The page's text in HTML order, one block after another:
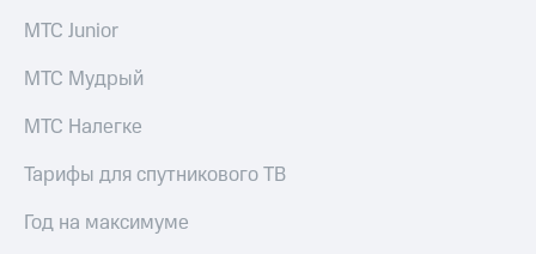
МТС Junior
МТС Мудрый
МТС Налегке
Тарифы для спутникового ТВ
Год на максимуме